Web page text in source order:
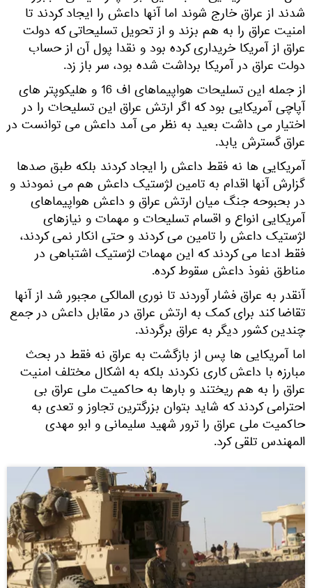
شدند از عراق خارج شوند اما آنها داعش را ایجاد کردند تا
امنیت عراق را به هم بزند و از تحویل تسلیحاتی که دولت
عراق از آمریکا خریداری کرده بود و نقدا پول آن از حساب
دولت عراق در آمریکا برداشت شده بود، سر باز زد.
از جمله این تسلیحات هواپیماهای اف 16 و هلیکوپتر های
آپاچی آمریکایی بود که اگر ارتش عراق این تسلیحات را در
اختیار می داشت بعید به نظر می آمد داعش می توانست در
عراق گسترش یابد.
آمریکایی ها نه فقط داعش را ایجاد کردند بلکه طبق صدها
گزارش آنها اقدام به تامین لژستیک داعش هم می نمودند و
در بحبوحه جنگ میان ارتش عراق و داعش هواپیماهای
آمریکایی انواع و اقسام تسلیحات و مهمات و نیازهای
لژستیک داعش را تامین می کردند و حتی انکار نمی کردند،
فقط ادعا می کردند که این مهمات لژستیک اشتباهی در
مناطق نفوذ داعش سقوط کرده.
آنقدر به عراق فشار آوردند تا نوری المالکی مجبور شد از آنها
تقاضا کند برای کمک به ارتش عراق در مقابل داعش در جمع
چندین کشور دیگر به عراق برگردند.
اما آمریکایی ها پس از بازگشت به عراق نه فقط در بحث
مبارزه با داعش کاری نکردند بلکه به اشکال مختلف امنیت
عراق را به هم ریختند و بارها به حاکمیت ملی عراق بی
احترامی کردند که شاید بتوان بزرگترین تجاوز و تعدی به
حاکمیت ملی عراق را ترور شهید سلیمانی و ابو مهدی
المهندس تلقی کرد.